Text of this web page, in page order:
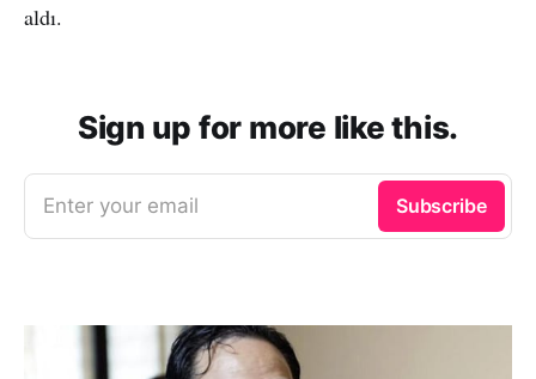
aldı.
Sign up for more like this.
Enter your email Subscribe